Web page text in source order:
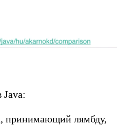
Java:
принимающий лямбду,